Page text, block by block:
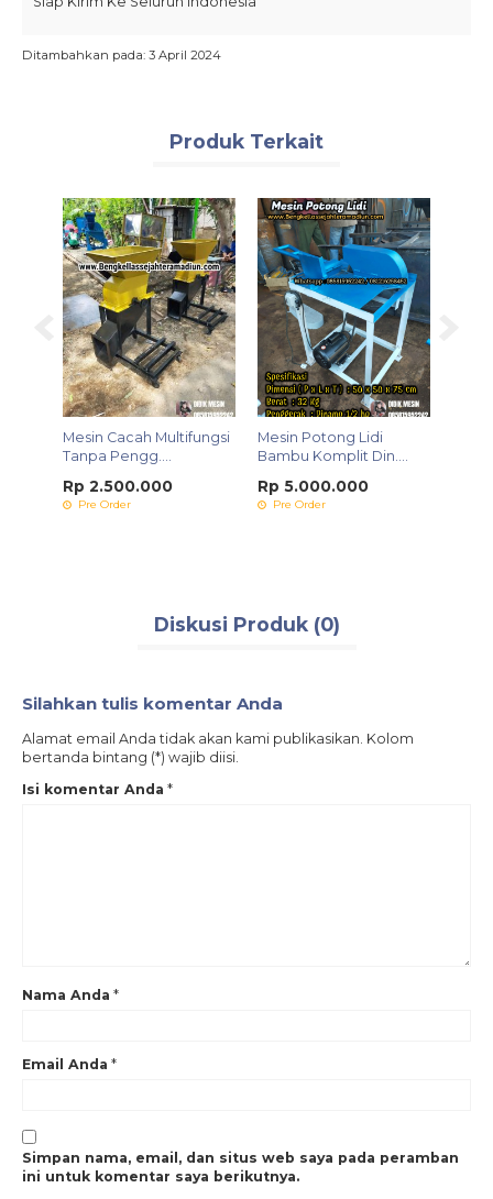
Ditambahkan pada: 3 April 2024
Produk Terkait
Mesin Cacah Multifungsi
Tanpa Pengg....
Rp 2.500.000
Pre Order
Mesin Potong Lidi
Bambu Komplit Din....
Rp 5.000.000
Pre Order
Diskusi Produk (0)
Silahkan tulis komentar Anda
Alamat email Anda tidak akan kami publikasikan. Kolom
bertanda bintang (*) wajib diisi.
Isi komentar Anda *
Nama Anda *
Email Anda *
Simpan nama, email, dan situs web saya pada peramban
ini untuk komentar saya berikutnya.